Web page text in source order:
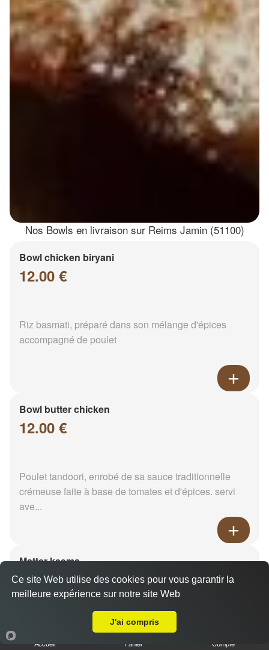
Nos Bowls en livraison sur Reims Jamin (51100)
Bowl chicken biryani
12.00 €
Riz basmati, préparé dans son mélange d'épices
accompagné de poulet
Bowl butter chicken
12.00 €
Poulet tandoori, enrobé de sa sauce traditionnelle
crémeuse faite à base de tomates et d'épices. servi
ave...
Matter keema
12.00 €
Viande hachée et pois vert. Servi avec son riz
Accueil Panier Compte
Ce site Web utilise des cookies pour vous garantir la
meilleure expérience sur notre site Web
J'ai compris